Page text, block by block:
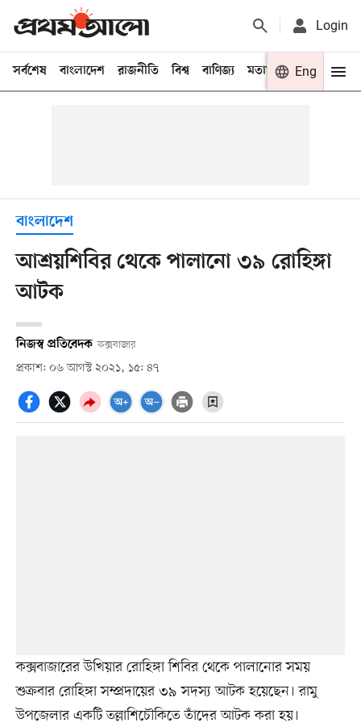
Login
সর্বশেষ বাংলাদেশ রাজনীতি বিশ্ব বাণিজ্য মতামত খেলা
Eng
বাংলাদেশ
আশ্রয়শিবির থেকে পালানো ৩৯ রোহিঙ্গা
আটক
নিজস্ব প্রতিবেদক কক্সবাজার
প্রকাশ: ০৬ আগস্ট ২০২১, ১৫: ৪৭
কক্সবাজারের উখিয়ার রোহিঙ্গা শিবির থেকে পালানোর সময়
শুক্রবার রোহিঙ্গা সম্প্রদায়ের ৩৯ সদস্য আটক হয়েছেন। রামু
উপজেলার একটি তল্লাশিচৌকিতে তাঁদের আটক করা হয়।